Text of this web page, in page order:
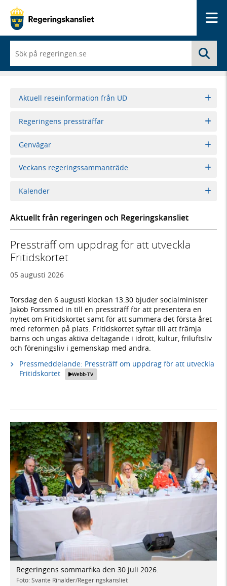
du
börjar
skriva
framträder
med
Aktuell reseinformation från UD
Regeringens pressträffar
Genvägar
Veckans regeringssammanträde
Kalender
Aktuellt från regeringen och Regeringskansliet
Pressträff om uppdrag för att utveckla
Fritidskortet
05 augusti 2026
Torsdag den 6 augusti klockan 13.30 bjuder socialminister
Jakob Forssmed in till en pressträff för att presentera en
nyhet om Fritidskortet samt för att summera det första året
med reformen på plats. Fritidskortet syftar till att främja
barns och ungas aktiva deltagande i idrott, kultur, friluftsliv
och föreningsliv i gemenskap med andra.
Pressmeddelande: Pressträff om uppdrag för att utveckla
Fritidskortet
Webb-TV
Regeringens sommarfika den 30 juli 2026.
Foto: Svante Rinalder/Regeringskansliet